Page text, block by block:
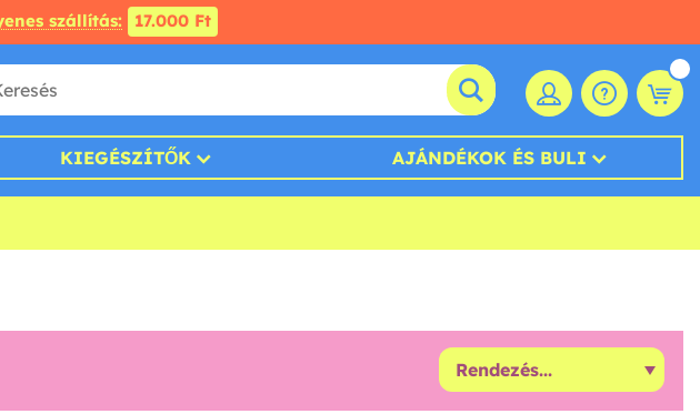
szállítás: 17.000 Ft
KIEGÉSZÍTŐK AJÁNDÉKOK ÉS BULI